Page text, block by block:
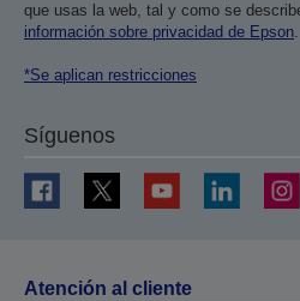
que usas la web, tal y como se
información sobre privacidad de Epson.
*Se aplican restricciones
Síguenos
Atención al cliente